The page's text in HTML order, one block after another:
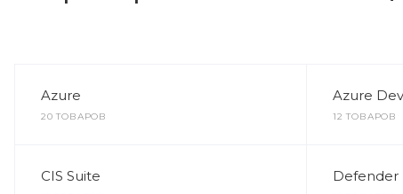
Azure
20 ТОВАРОВ
Azure
12 ТОВАРОВ
CIS Suite Defender